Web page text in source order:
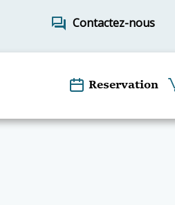
forum Contactez-nous
Reservation